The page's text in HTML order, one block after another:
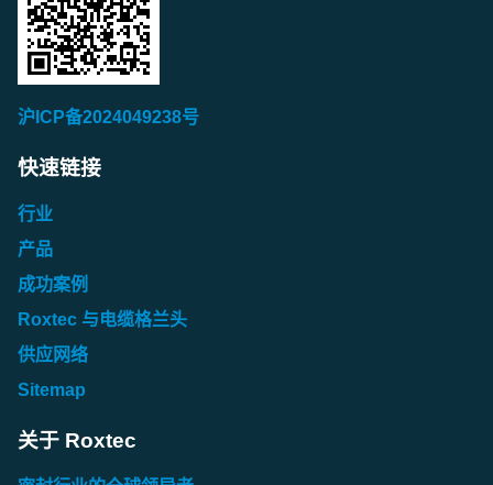
沪ICP备2024049238号
快速链接
行业
产品
成功案例
Roxtec 与电缆格兰头
供应网络
Sitemap
关于 Roxtec